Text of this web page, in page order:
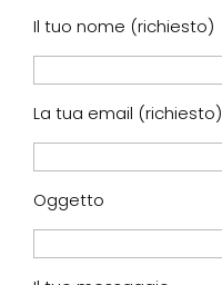
Il tuo nome (richiesto)
La tua email (richiesto)
Oggetto